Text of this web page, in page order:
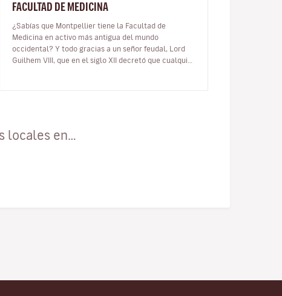
FACULTAD DE MEDICINA
¿Sabías que Montpellier tiene la Facultad de
Medicina en activo más antigua del mundo
occidental? Y todo gracias a un señor feudal, Lord
Guilhem VIII, que en el siglo XII decretó que cualquier
locales en…